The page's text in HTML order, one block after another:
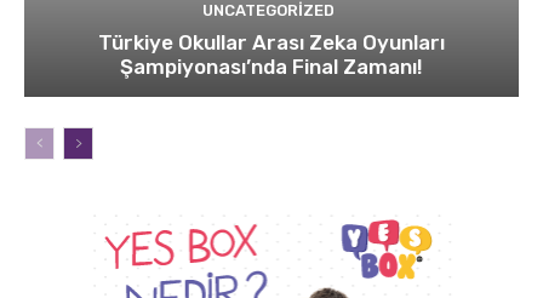
UNCATEGORIZED
Türkiye Okullar Arası Zeka Oyunları
Şampiyonası’nda Final Zamanı!